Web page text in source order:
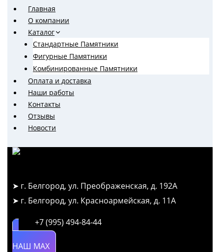
Перейти
содержимому
Главная
О компании
Каталог
Стандартные Памятники
Фигурные Памятники
Комбинированные Памятники
Оплата и доставка
Наши работы
Контакты
Отзывы
Новости
➤ г. Белгород, ул. Преображенская, д. 192А
➤ г. Белгород, ул. Красноармейская, д. 11А
+7 (995) 494-84-44
НАШ MAX